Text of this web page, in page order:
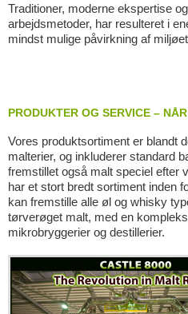
Traditioner, moderne ekspertise
arbejdsmetoder, har resulteret i
mindst mulige påvirkning af
PRODUKTER OG SERVICE –
Vores produktsortiment er blandt
malterier, og inkluderer standard
fremstillet også malt speciel efter
har et stort bredt sortiment inden
kan fremstille alle øl og whisky
tørverøget malt, med en
mikrobryggerier og destillerier.